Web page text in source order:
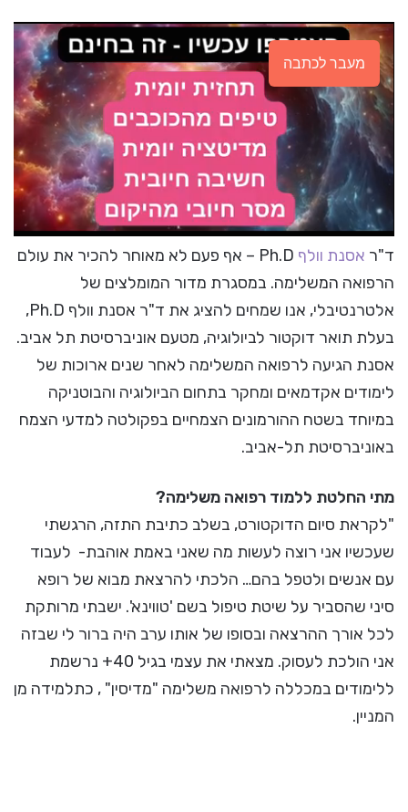
מעבר לכתבה
ד"ר אסנת וולף
Ph.D – אף פעם לא מאוחר להכיר את עולם
הרפואה המשלימה. במסגרת מדור המומלצים של
אלטרנטיבלי, אנו שמחים להציג את ד"ר אסנת וולף Ph.D,
בעלת תואר דוקטור לביולוגיה, מטעם אוניברסיטת תל אביב.
אסנת הגיעה לרפואה המשלימה לאחר שנים ארוכות של
לימודים אקדמאים ומחקר בתחום הביולוגיה והבוטניקה
במיוחד בשטח ההורמונים הצמחיים בפקולטה למדעי הצמח
באוניברסיטת תל-אביב.
מתי החלטת ללמוד רפואה משלימה?
"לקראת סיום הדוקטורט, בשלב כתיבת התזה, הרגשתי
שעכשיו אני רוצה לעשות מה שאני באמת אוהבת- לעבוד
עם אנשים ולטפל בהם… הלכתי להרצאת מבוא של רופא
סיני שהסביר על שיטת טיפול בשם 'טווינא'. ישבתי מרותקת
לכל אורך ההרצאה ובסופו של אותו ערב היה ברור לי שבזה
אני הולכת לעסוק. מצאתי את עצמי בגיל 40+ נרשמת
ללימודים במכללה לרפואה משלימה "מדיסין" , כתלמידה מן
המניין.